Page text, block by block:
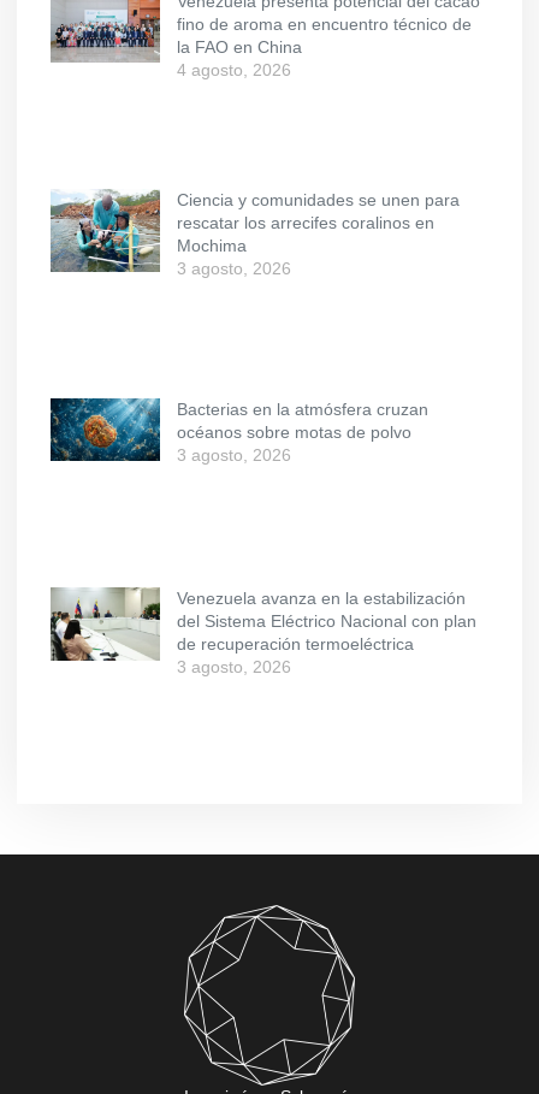
fino de aroma en encuentro técnico de
la FAO en China
4 agosto, 2026
Ciencia y comunidades se unen para
rescatar los arrecifes coralinos en
Mochima
3 agosto, 2026
Bacterias en la atmósfera cruzan
océanos sobre motas de polvo
3 agosto, 2026
Venezuela avanza en la estabilización
del Sistema Eléctrico Nacional con plan
de recuperación termoeléctrica
3 agosto, 2026